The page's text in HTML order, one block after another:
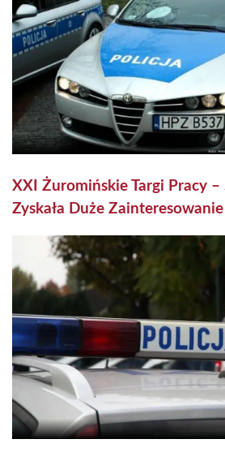
XXI Żuromińskie Targi Pracy –
Zyskała Duże Zainteresowanie